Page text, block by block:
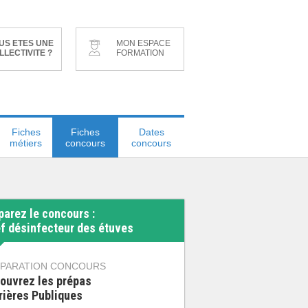
ETES UNE
?
MON ESPACE
FORMATION
Fiches
métiers
Fiches
concours
Dates
concours
le concours :
désinfecteur des étuves
CONCOURS
les prépas
Publiques